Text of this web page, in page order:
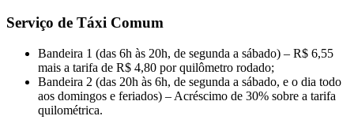
Serviço de Táxi Comum
Bandeira 1 (das 6h às 20h, de segunda a sábado) – R$ 6,55
mais a tarifa de R$ 4,80 por quilômetro rodado;
Bandeira 2 (das 20h às 6h, de segunda a sábado, e o dia todo
aos domingos e feriados) – Acréscimo de 30% sobre a tarifa
quilométrica.